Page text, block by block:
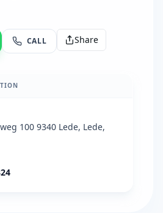
CALL Share
100 9340 Lede, Lede,